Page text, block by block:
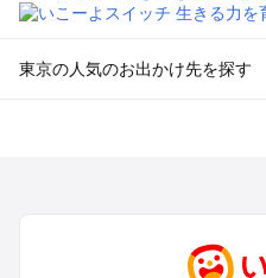
東京の人気のお出かけ先を探す
町田・相模原・愛川・上野原の